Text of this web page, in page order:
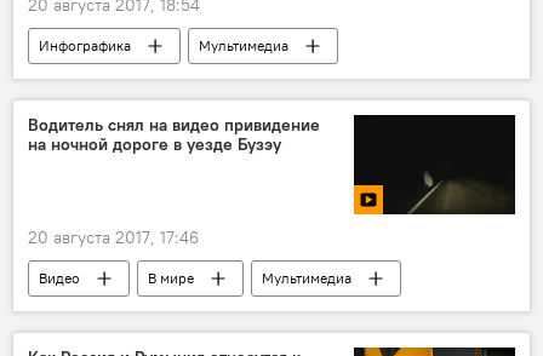
20 августа 2017, 18:54
Инфографика Мультимедиа
Водитель снял на видео привидение
на ночной дороге в уезде Бузэу
20 августа 2017, 17:46
Видео В мире
Мультимедиа
привидение